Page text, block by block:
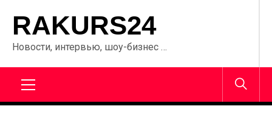
содержанию
RAKURS24
Новости, интервью, шоу-бизнес …